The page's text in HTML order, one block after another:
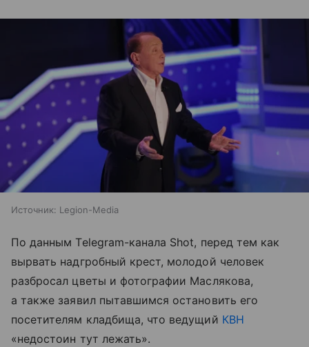
Источник: Legion-Media
По данным Telegram-канала Shot, перед тем как
вырвать надгробный крест, молодой человек
разбросал цветы и фотографии Маслякова,
а также заявил пытавшимся остановить его
посетителям кладбища, что ведущий КВН
«недостоин тут лежать».